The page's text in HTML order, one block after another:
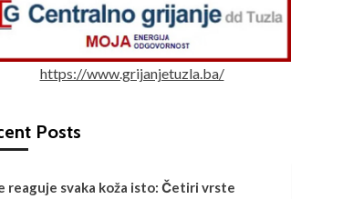
https://www.grijanjetuzla.ba/
Posts
reaguje svaka koža isto: Četiri vrste